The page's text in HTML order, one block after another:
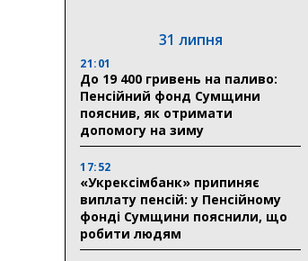
31 липня
21:01
До 19 400 гривень на паливо:
Пенсійний фонд Сумщини
пояснив, як отримати
допомогу на зиму
17:52
«Укрексімбанк» припиняє
виплату пенсій: у Пенсійному
фонді Сумщини пояснили, що
робити людям